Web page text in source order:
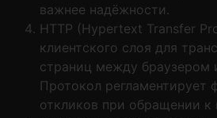
важнее надёжности.
HTTP (Hypertext Transfer
клиентского слоя для
страниц между браузером
Протокол регламентирует
откликов при обращении к